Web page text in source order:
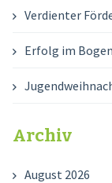
Verdienter
Erfolg im
Archiv
August 2026